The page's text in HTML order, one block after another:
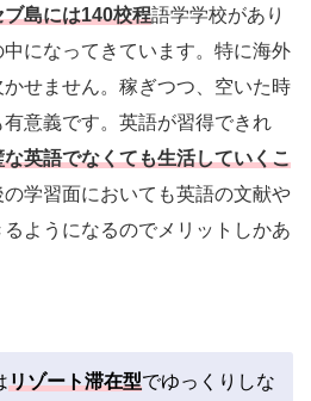
ブ島には140校程語学学校があり
になってきています。特に海外
せません。稼ぎつつ、空いた時
意義です。英語が習得できれ
な英語でなくても生活していくこ
学習面においても英語の文献や
ようになるのでメリットしかあ
リゾート滞在型でゆっくりしな